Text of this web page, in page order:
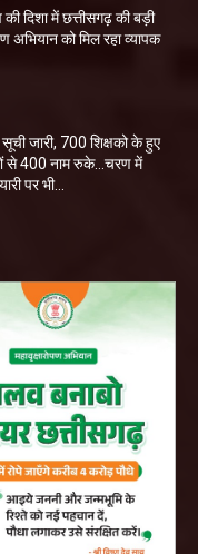
दिशा में छत्तीसगढ़ की बड़ी
अभियान को मिल रहा व्यापक
सूची जारी, 700 शिक्षको के हुए
से 400 नाम रुके…चरण में
पर भी...